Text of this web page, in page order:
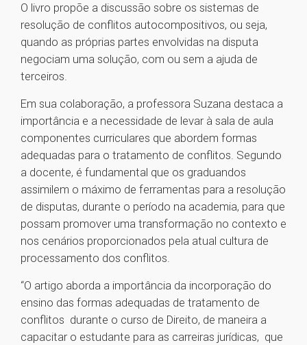
O livro propõe a discussão sobre os sistemas de
resolução de conflitos autocompositivos, ou seja,
quando as próprias partes envolvidas na disputa
negociam uma solução, com ou sem a ajuda de
terceiros.
Em sua colaboração, a professora Suzana destaca a
importância e a necessidade de levar à sala de aula
componentes curriculares que abordem formas
adequadas para o tratamento de conflitos. Segundo
a docente, é fundamental que os graduandos
assimilem o máximo de ferramentas para a resolução
de disputas, durante o período na academia, para que
possam promover uma transformação no contexto e
nos cenários proporcionados pela atual cultura de
processamento dos conflitos.
“O artigo aborda a importância da incorporação do
ensino das formas adequadas de tratamento de
conflitos durante o curso de Direito, de maneira a
capacitar o estudante para as carreiras jurídicas, que